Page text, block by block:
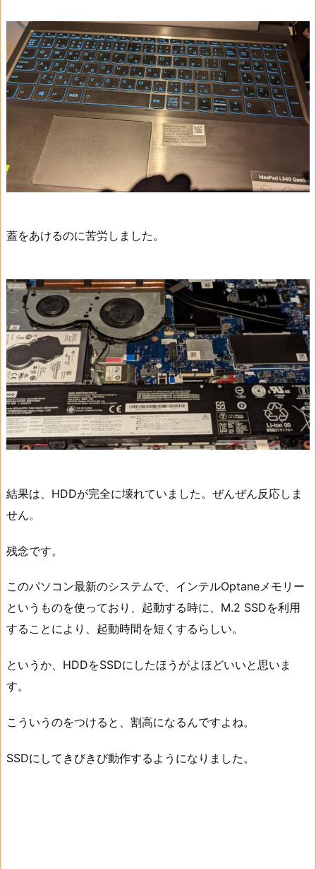
蓋をあけるのに苦労しました。
結果は、HDDが完全に壊れていました。ぜんぜん反応しま
せん。
残念です。
このパソコン最新のシステムで、インテルOptaneメモリー
というものを使っており、起動する時に、M.2 SSDを利用
することにより、起動時間を短くするらしい。
というか、HDDをSSDにしたほうがよほどいいと思いま
す。
こういうのをつけると、割高になるんですよね。
SSDにしてきびきび動作するようになりました。